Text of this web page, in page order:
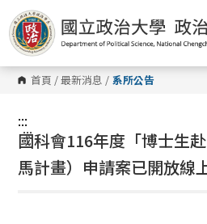
跳
到
主
要
內
容
區 首頁 /最新消息 / 系所公告
:::
:::
國科會116年度「博士生
馬計畫）申請案已開放線